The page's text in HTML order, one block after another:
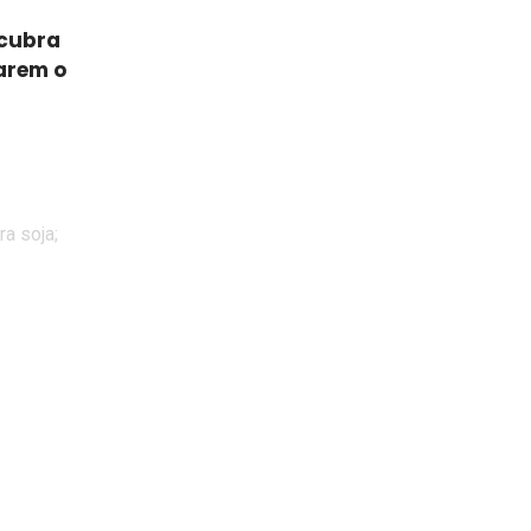
o
soja;